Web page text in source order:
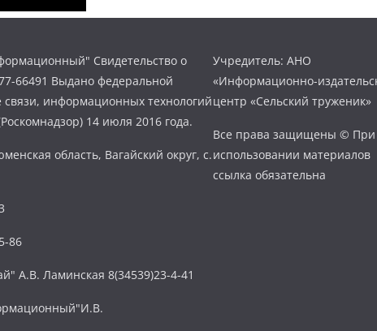
Свидетельство о
66491 Выдано федеральной
связи, информационных технологий
14 июля 2016 года.
область, Вагайский округ, с.
86
А.В. Ламинская 8(34539)23-4-41
Учредитель: АНО
«Информационно-
центр «Сельский труженик»
Все права защищены © При
использовании материалов
ссылка обязательна